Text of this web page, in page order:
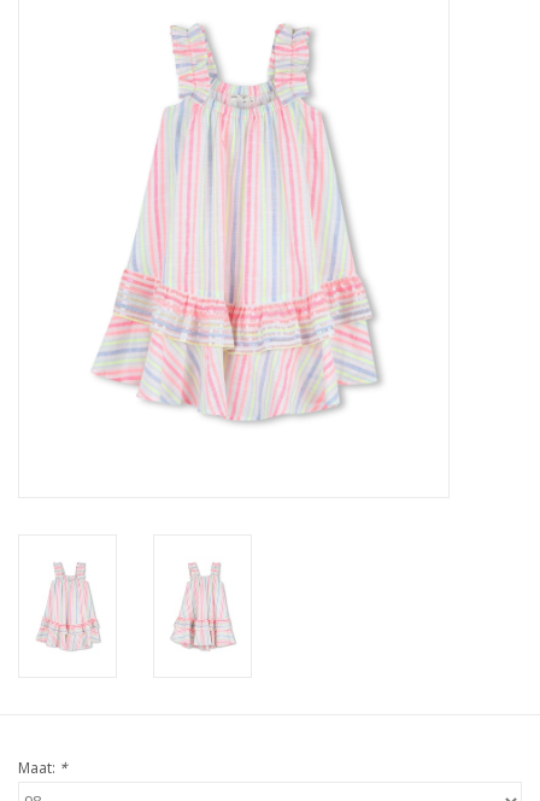
Schoenen en Tassen
Cadeaubonnen
Maat: *